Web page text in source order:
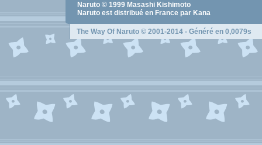
Naruto © 1999 Masashi Kishimoto
Naruto est distribué en France par Kana
The Way Of Naruto © 2001-2014 - Généré en 0,0079s